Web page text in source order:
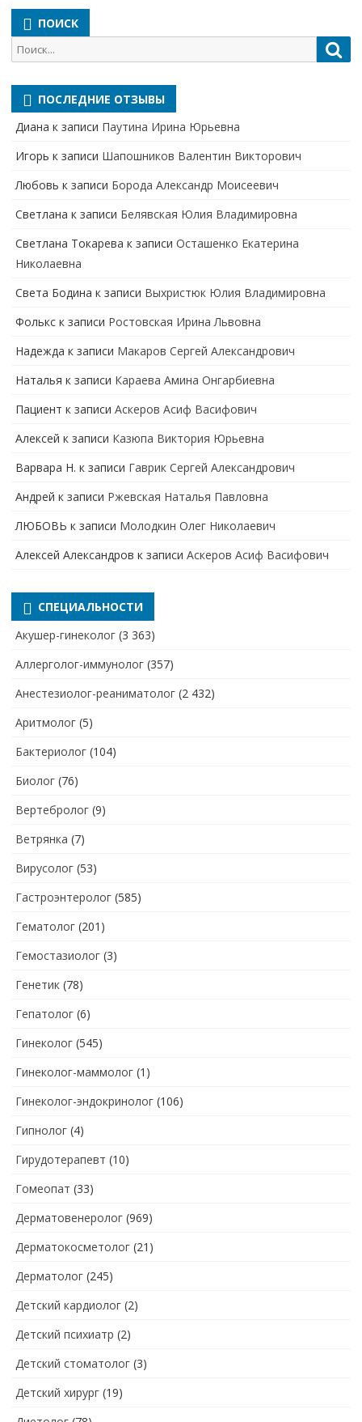
ПОИСК
Поиск
для:
ПОСЛЕДНИЕ ОТЗЫВЫ
Диана к записи Паутина Ирина Юрьевна
Игорь к записи Шапошников Валентин Викторович
Любовь к записи Борода Александр Моисеевич
Светлана к записи Белявская Юлия Владимировна
Cветлана Токарева к записи Осташенко Екатерина
Николаевна
Света Бодина к записи Выхристюк Юлия Владимировна
Фолькс к записи Ростовская Ирина Львовна
Надежда к записи Макаров Сергей Александрович
Наталья к записи Караева Амина Онгарбиевна
Пациент к записи Аскеров Асиф Васифович
Алексей к записи Казюпа Виктория Юрьевна
Варвара Н. к записи Гаврик Сергей Александрович
Андрей к записи Ржевская Наталья Павловна
ЛЮБОВЬ к записи Молодкин Олег Николаевич
Алексей Александров к записи Аскеров Асиф Васифович
СПЕЦИАЛЬНОСТИ
Акушер-гинеколог (3 363)
Аллерголог-иммунолог (357)
Анестезиолог-реаниматолог (2 432)
Аритмолог (5)
Бактериолог (104)
Биолог (76)
Вертебролог (9)
Ветрянка (7)
Вирусолог (53)
Гастроэнтеролог (585)
Гематолог (201)
Гемостазиолог (3)
Генетик (78)
Гепатолог (6)
Гинеколог (545)
Гинеколог-маммолог (1)
Гинеколог-эндокринолог (106)
Гипнолог (4)
Гирудотерапевт (10)
Гомеопат (33)
Дерматовенеролог (969)
Дерматокосметолог (21)
Дерматолог (245)
Детский кардиолог (2)
Детский психиатр (2)
Детский стоматолог (3)
Детский хирург (19)